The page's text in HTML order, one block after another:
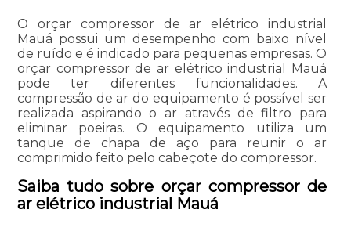
O orçar compressor de ar elétrico industrial
Mauá possui um desempenho com baixo nível
de ruído e é indicado para pequenas empresas. O
orçar compressor de ar elétrico industrial Mauá
pode ter diferentes funcionalidades. A
compressão de ar do equipamento é possível ser
realizada aspirando o ar através de filtro para
eliminar poeiras. O equipamento utiliza um
tanque de chapa de aço para reunir o ar
comprimido feito pelo cabeçote do compressor.
Saiba tudo sobre orçar compressor de
ar elétrico industrial Mauá